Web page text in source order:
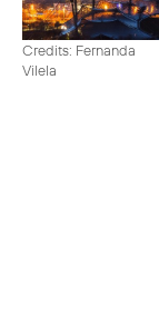
Credits: Fernanda
Vilela